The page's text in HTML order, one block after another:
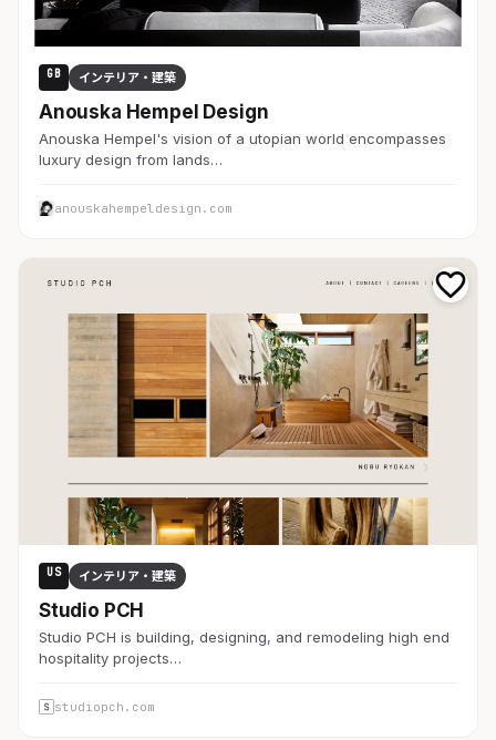
GB インテリア・建築
Anouska Hempel Design
Anouska Hempel's vision of a utopian world encompasses
luxury design from lands…
anouskahempeldesign.com
US インテリア・建築
Studio PCH
Studio PCH is building, designing, and remodeling high end
hospitality projects…
studiopch.com